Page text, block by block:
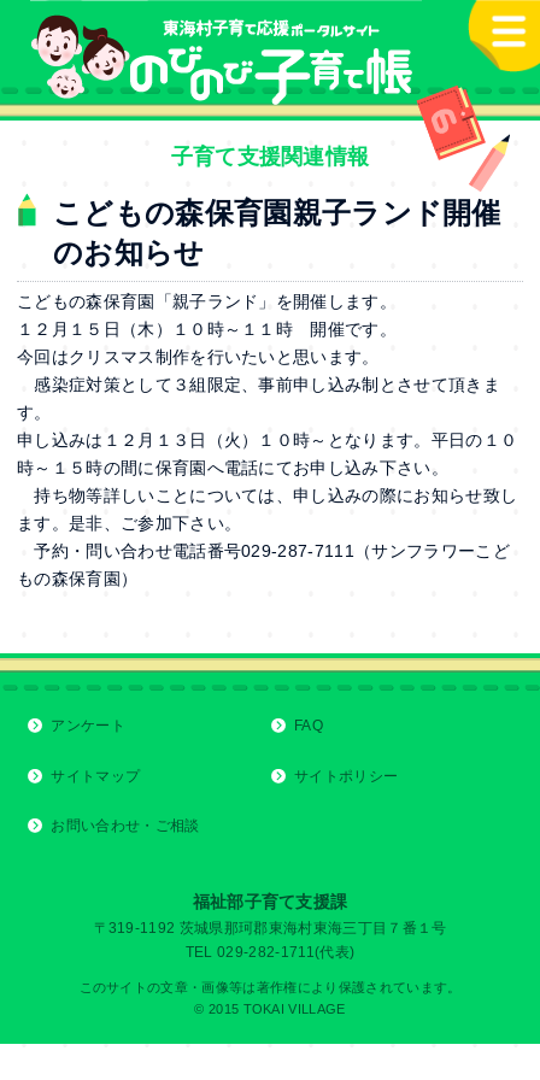
本文へ
子育て支援関連情報
こどもの森保育園親子ランド開催
のお知らせ
こどもの森保育園「親子ランド」を開催します。
１２月１５日（木）１０時～１１時 開催です。
今回はクリスマス制作を行いたいと思います。
感染症対策として３組限定、事前申し込み制とさせて頂きま
す。
申し込みは１２月１３日（火）１０時～となります。平日の１０
時～１５時の間に保育園へ電話にてお申し込み下さい。
持ち物等詳しいことについては、申し込みの際にお知らせ致し
ます。是非、ご参加下さい。
予約・問い合わせ電話番号029‐287-7111（サンフラワーこど
もの森保育園）
アンケート FAQ
サイトマップ サイトポリシー
お問い合わせ・ご相談
福祉部子育て支援課
〒319-1192 茨城県那珂郡東海村東海三丁目７番１号
TEL 029-282-1711(代表)
このサイトの文章・画像等は著作権により保護されています。
© 2015 TOKAI VILLAGE